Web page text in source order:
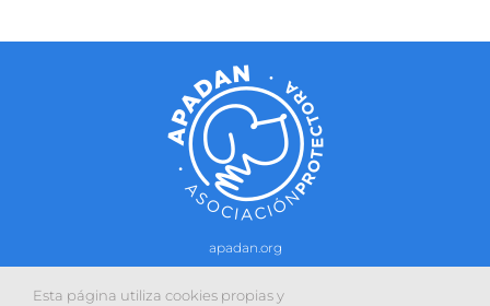
apadan.org
Contacto–Política de cookies-Política de privacidad
Esta página utiliza cookies propias y